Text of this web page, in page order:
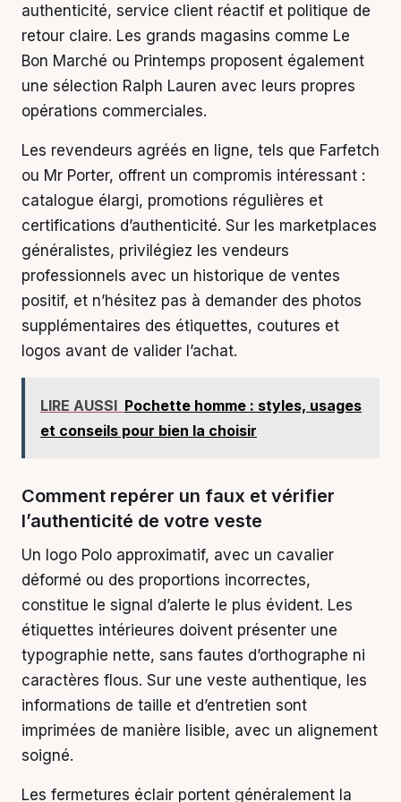
authenticité, service client réactif et politique de
retour claire. Les grands magasins comme Le
Bon Marché ou Printemps proposent également
une sélection Ralph Lauren avec leurs propres
opérations commerciales.
Les revendeurs agréés en ligne, tels que Farfetch
ou Mr Porter, offrent un compromis intéressant :
catalogue élargi, promotions régulières et
certifications d’authenticité. Sur les marketplaces
généralistes, privilégiez les vendeurs
professionnels avec un historique de ventes
positif, et n’hésitez pas à demander des photos
supplémentaires des étiquettes, coutures et
logos avant de valider l’achat.
LIRE AUSSI Pochette homme : styles, usages
et conseils pour bien la choisir
Comment repérer un faux et vérifier
l’authenticité de votre veste
Un logo Polo approximatif, avec un cavalier
déformé ou des proportions incorrectes,
constitue le signal d’alerte le plus évident. Les
étiquettes intérieures doivent présenter une
typographie nette, sans fautes d’orthographe ni
caractères flous. Sur une veste authentique, les
informations de taille et d’entretien sont
imprimées de manière lisible, avec un alignement
soigné.
Les fermetures éclair portent généralement la